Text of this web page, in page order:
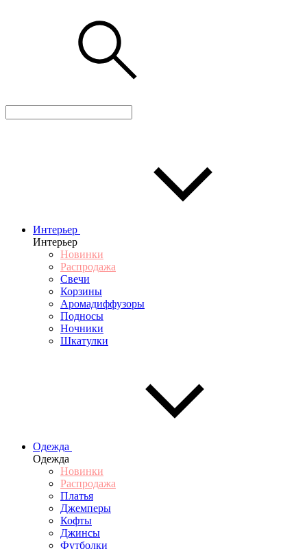
Интерьер
Интерьер
Новинки
Распродажа
Свечи
Корзины
Аромадиффузоры
Подносы
Ночники
Шкатулки
Одежда
Одежда
Новинки
Распродажа
Платья
Джемперы
Кофты
Джинсы
Футболки